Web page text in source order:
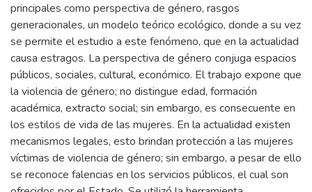
principales como perspectiva de género, rasgos
generacionales, un modelo teórico ecológico, donde a su vez
se permite el estudio a este fenómeno, que en la actualidad
causa estragos. La perspectiva de género conjuga espacios
públicos, sociales, cultural, económico. El trabajo expone que
la violencia de género; no distingue edad, formación
académica, extracto social; sin embargo, es consecuente en
los estilos de vida de las mujeres. En la actualidad existen
mecanismos legales, esto brindan protección a las mujeres
víctimas de violencia de género; sin embargo, a pesar de ello
se reconoce falencias en los servicios públicos, el cual son